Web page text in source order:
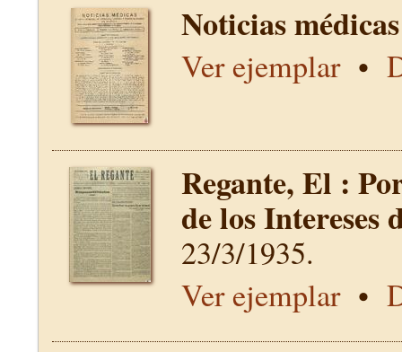
Noticias
Ver ejemplar•
Regante, El :
de los Intereses
23/3/1935.
Ver ejemplar•